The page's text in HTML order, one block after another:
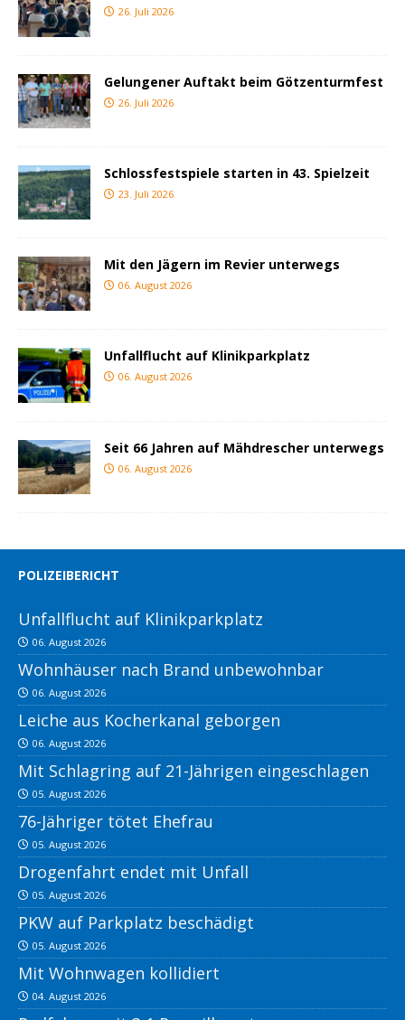
26. Juli 2026
Gelungener Auftakt beim Götzenturmfest
26. Juli 2026
Schlossfestspiele starten in 43. Spielzeit
23. Juli 2026
Mit den Jägern im Revier unterwegs
06. August 2026
Unfallflucht auf Klinikparkplatz
06. August 2026
Seit 66 Jahren auf Mähdrescher unterwegs
06. August 2026
POLIZEIBERICHT
Unfallflucht auf Klinikparkplatz
06. August 2026
Wohnhäuser nach Brand unbewohnbar
06. August 2026
Leiche aus Kocherkanal geborgen
06. August 2026
Mit Schlagring auf 21-Jährigen eingeschlagen
05. August 2026
76-Jähriger tötet Ehefrau
05. August 2026
Drogenfahrt endet mit Unfall
05. August 2026
PKW auf Parkplatz beschädigt
05. August 2026
Mit Wohnwagen kollidiert
04. August 2026